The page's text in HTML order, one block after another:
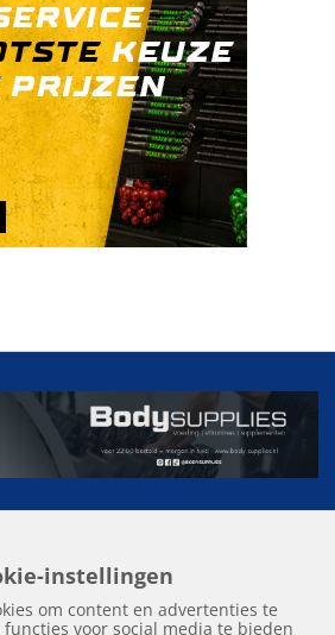
Hockeykrant Adverteren
Nieuws
Archief
instellingen
om content en advertenties te
voor social media te bieden